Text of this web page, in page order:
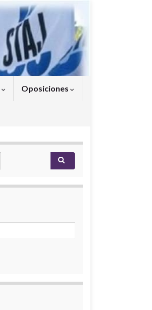
Oposiciones